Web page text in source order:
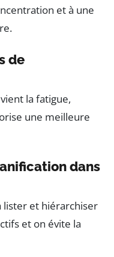
et à une
de
la fatigue,
une meilleure
dans
lister et hiérarchiser
et on évite la